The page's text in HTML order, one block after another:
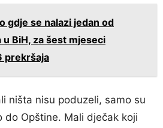
gdje se nalazi jedan od
BiH, za šest mjeseci
prekršaja
ništa nisu poduzeli, samo su
do Opštine. Mali dječak koji